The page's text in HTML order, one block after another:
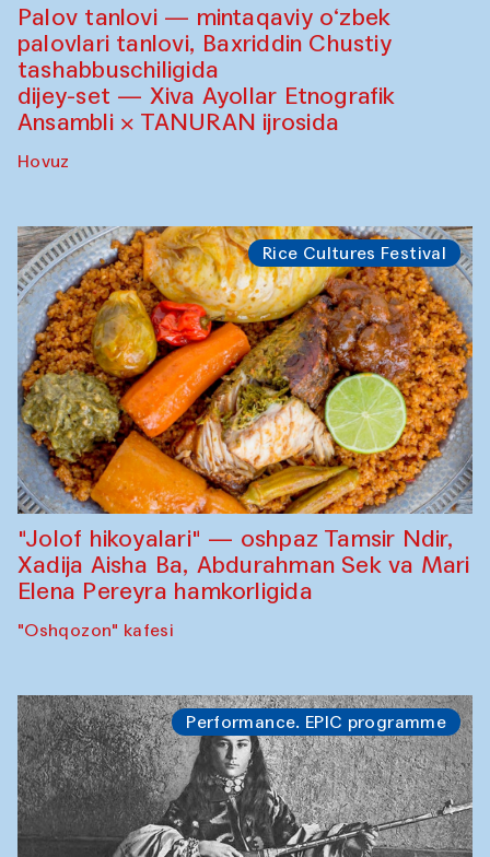
Palov tanlovi — mintaqaviy o‘zbek
palovlari tanlovi, Baxriddin Chustiy
tashabbuschiligida
dijey-set — Xiva Ayollar Etnografik
Ansambli × TANURAN ijrosida
Hovuz
Rice Cultures Festival
"Jolof hikoyalari" — oshpaz Tamsir Ndir,
Xadija Aisha Ba, Abdurahman Sek va Mari
Elena Pereyra hamkorligida
"Oshqozon" kafesi
Performance. EPIC programme